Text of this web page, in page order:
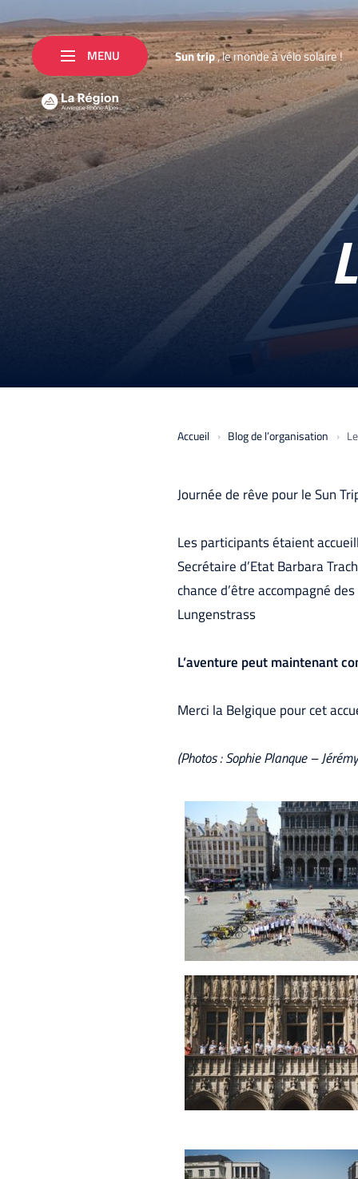
MENU Suntrip,lemondeàvélosolaire!
Accueil Blog de l’organisation
Journée de rêve pour le Sun
Les participants étaient
Secrétaire d’Etat Barbara
chance d’être accompagné
Lungenstrass
L’aventure peut maintenant
Merci la Belgique pour cet
(Photos : Sophie Planque –